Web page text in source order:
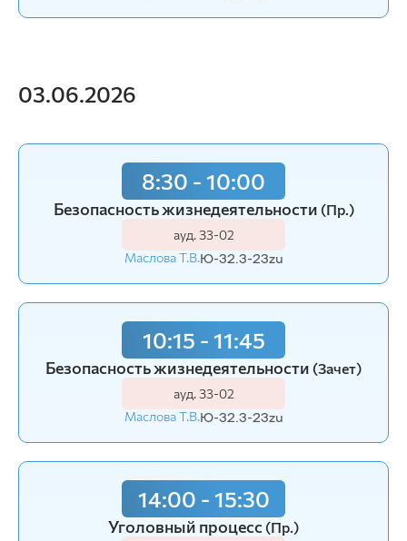
03.06.2026
8:30 - 10:00
Безопасность жизнедеятельности (Пр.)
ауд. З3-02
Маслова Т.В.Ю-32.3-23zu
10:15 - 11:45
Безопасность жизнедеятельности (Зачет)
ауд. З3-02
Маслова Т.В.Ю-32.3-23zu
14:00 - 15:30
Уголовный процесс (Пр.)